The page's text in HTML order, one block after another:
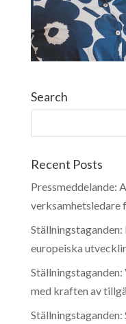
Search
Recent Posts
Pressmeddelande:
verksamhetsledare
Ställningstaganden:
europeiska
med kraften av